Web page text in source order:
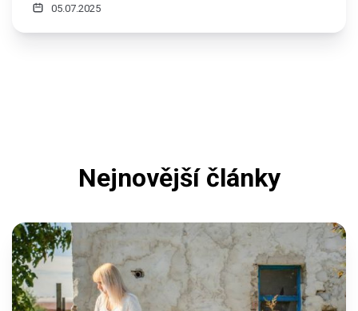
05.07.2025
Nejnovější články